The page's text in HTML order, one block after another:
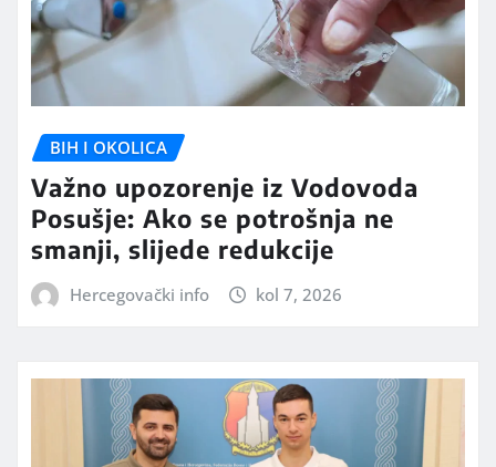
BIH I OKOLICA
Važno upozorenje iz Vodovoda
Posušje: Ako se potrošnja ne
smanji, slijede redukcije
Hercegovački info kol 7, 2026